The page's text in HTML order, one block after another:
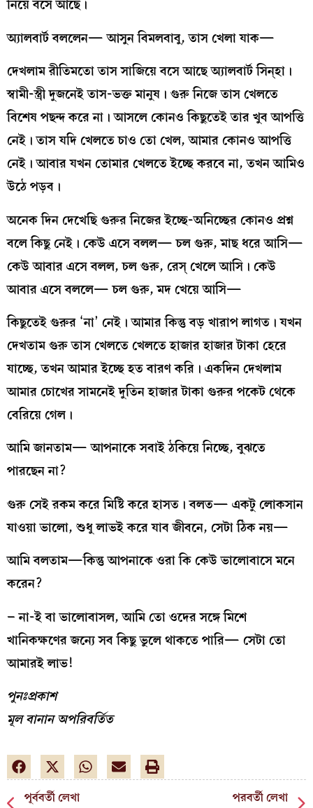
নিয়ে বসে আছে।
অ্যালবার্ট বললেন— আসুন বিমলবাবু, তাস খেলা যাক—
দেখলাম রীতিমতো তাস সাজিয়ে বসে আছে অ্যালবার্ট সিন্‌হা।
স্বামী-স্ত্রী দুজনেই তাস-ভক্ত মানুষ। গুরু নিজে তাস খেলতে
বিশেষ পছন্দ করে না। আসলে কোনও কিছুতেই তার খুব আপত্তি
নেই। তাস যদি খেলতে চাও তো খেল, আমার কোনও আপত্তি
নেই। আবার যখন তোমার খেলতে ইচ্ছে করবে না, তখন আমিও
উঠে পড়ব।
অনেক দিন দেখেছি গুরুর নিজের ইচ্ছে-অনিচ্ছের কোনও প্রশ্ন
বলে কিছু নেই। কেউ এসে বলল— চল গুরু, মাছ ধরে আসি—
কেউ আবার এসে বলল, চল গুরু, রেস্‌ খেলে আসি। কেউ
আবার এসে বললে— চল গুরু, মদ খেয়ে আসি—
কিছুতেই গুরুর ‘না’ নেই। আমার কিন্তু বড় খারাপ লাগত। যখন
দেখতাম গুরু তাস খেলতে খেলতে হাজার হাজার টাকা হেরে
যাচ্ছে, তখন আমার ইচ্ছে হত বারণ করি। একদিন দেখলাম
আমার চোখের সামনেই দুতিন হাজার টাকা গুরুর পকেট থেকে
বেরিয়ে গেল।
আমি জানতাম— আপনাকে সবাই ঠকিয়ে নিচ্ছে, বুঝতে
পারছেন না?
গুরু সেই রকম করে মিষ্টি করে হাসত। বলত— একটু লোকসান
যাওয়া ভালো, শুধু লাভই করে যাব জীবনে, সেটা ঠিক নয়—
আমি বলতাম—কিন্তু আপনাকে ওরা কি কেউ ভালোবাসে মনে
করেন?
– না-ই বা ভালোবাসল, আমি তো ওদের সঙ্গে মিশে
খানিকক্ষণের জন্যে সব কিছু ভুলে থাকতে পারি— সেটা তো
আমারই লাভ!
পুনঃপ্রকাশ
মূল বানান অপরিবর্তিত
পূর্ববর্তী লেখা পরবর্তী লেখা